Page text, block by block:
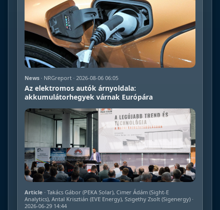
News · NRGreport · 2026-08-06 06:05
Az elektromos autók árnyoldala:
akkumulátorhegyek várnak Európára
Article · Takács Gábor (PEKA Solar), Cimer Ádám (Sight-E
Analytics), Antal Krisztián (EVE Energy), Szigethy Zsolt (Sigenergy) ·
2026-06-29 14:44